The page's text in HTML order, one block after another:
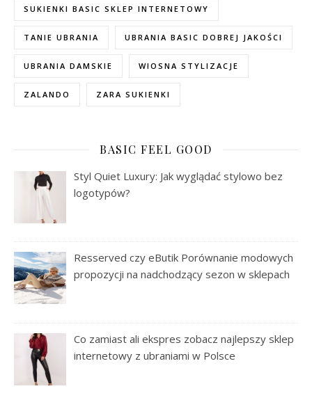
SUKIENKI BASIC SKLEP INTERNETOWY
TANIE UBRANIA UBRANIA BASIC DOBREJ JAKOŚCI
UBRANIA DAMSKIE WIOSNA STYLIZACJE
ZALANDO ZARA SUKIENKI
BASIC FEEL GOOD
Styl Quiet Luxury: Jak wyglądać stylowo bez
logotypów?
Resserved czy eButik Porównanie modowych
propozycji na nadchodzący sezon w sklepach
Co zamiast ali ekspres zobacz najlepszy sklep
internetowy z ubraniami w Polsce